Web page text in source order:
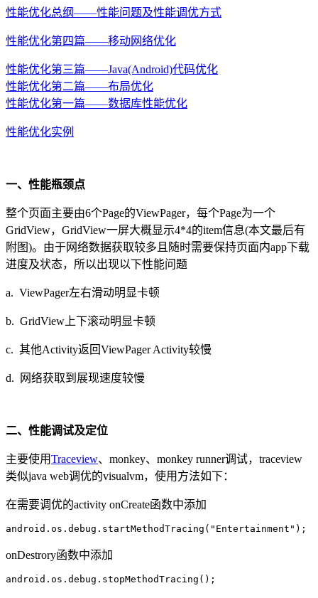
性能优化总纲——性能问题及性能调优方式
性能优化第四篇——移动网络优化
性能优化第三篇——Java(Android)代码优化
性能优化第二篇——布局优化
性能优化第一篇——数据库性能优化
性能优化实例
一、性能瓶颈点
整个页面主要由6个Page的ViewPager，每个Page为一个
GridView，GridView一屏大概显示4*4的item信息(本文最后有
附图)。由于网络数据获取较多且随时需要保持页面内app下载
进度及状态，所以出现以下性能问题
a. ViewPager左右滑动明显卡顿
b. GridView上下滚动明显卡顿
c. 其他Activity返回ViewPager Activity较慢
d. 网络获取到展现速度较慢
二、性能调试及定位
主要使用Traceview、monkey、monkey runner调试，traceview
类似java web调优的visualvm，使用方法如下：
在需要调优的activity onCreate函数中添加
android.os.debug.startMethodTracing("Entertainment");
onDestrory函数中添加
android.os.debug.stopMethodTracing();